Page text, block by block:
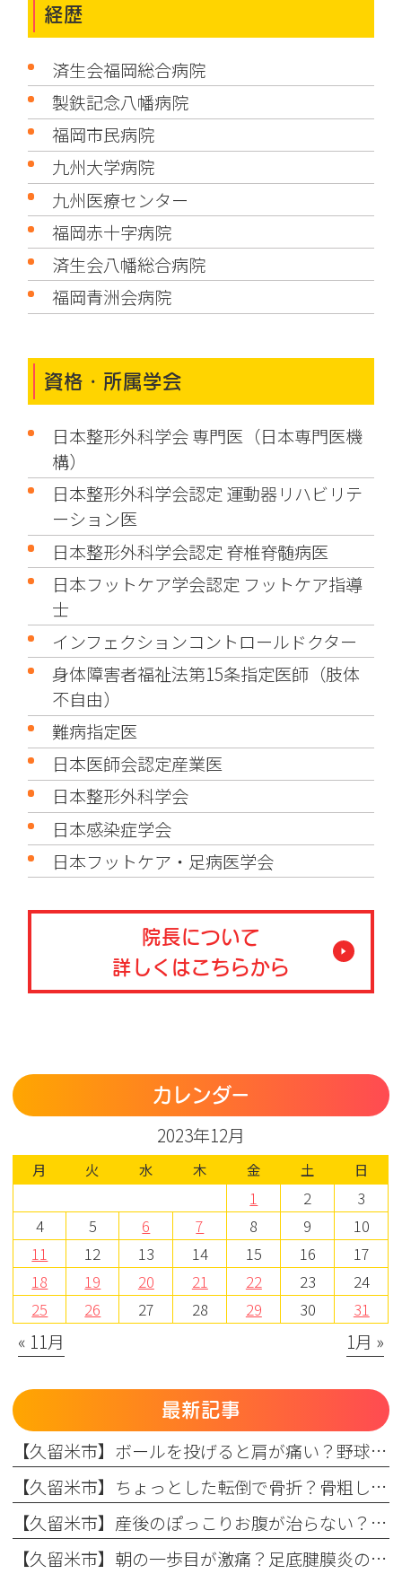
経歴
済生会福岡総合病院
製鉄記念八幡病院
福岡市民病院
九州大学病院
九州医療センター
福岡赤十字病院
済生会八幡総合病院
福岡青洲会病院
資格・所属学会
日本整形外科学会 専門医（日本専門医機
構）
日本整形外科学会認定 運動器リハビリテ
ーション医
日本整形外科学会認定 脊椎脊髄病医
日本フットケア学会認定 フットケア指導
士
インフェクションコントロールドクター
身体障害者福祉法第15条指定医師（肢体
不自由）
難病指定医
日本医師会認定産業医
日本整形外科学会
日本感染症学会
日本フットケア・足病医学会
院長について
詳しくはこちらから
カレンダー
2023年12月
月 火 水 木 金 土 日
1 2
3
4
5 6 7 8 9
10
11
12 13 14 15 16
17
18
19 20 21 22 23
24
25
26 27 28 29 30 31
« 11月 1月 »
最新記事
【久留米市】ボールを投げると肩が痛い？野球肩の原因・症状とまつもと整形外科のリハビリ
【久留米市】ちょっとした転倒で骨折？骨粗しょう症と転倒予防の関係を理学療法士が解説！
【久留米市】産後のぽっこりお腹が治らない？原因と理学療法士が教える改善リハビリ
【久留米市】朝の一歩目が激痛？足底腱膜炎の原因・予防策と整形外科でのリハビリ治療を解説！